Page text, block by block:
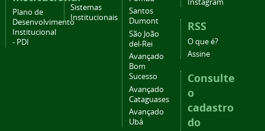
Plano de
Desenvolvimento
Institucional
- PDI
Sistemas
Institucionais
Santos
Dumont
São João
del-Rei
Avançado
Bom
Sucesso
Avançado
Cataguases
Avançado
Ubá
Instagram
RSS
O que é?
Assine
Consulte
o
cadastro
do